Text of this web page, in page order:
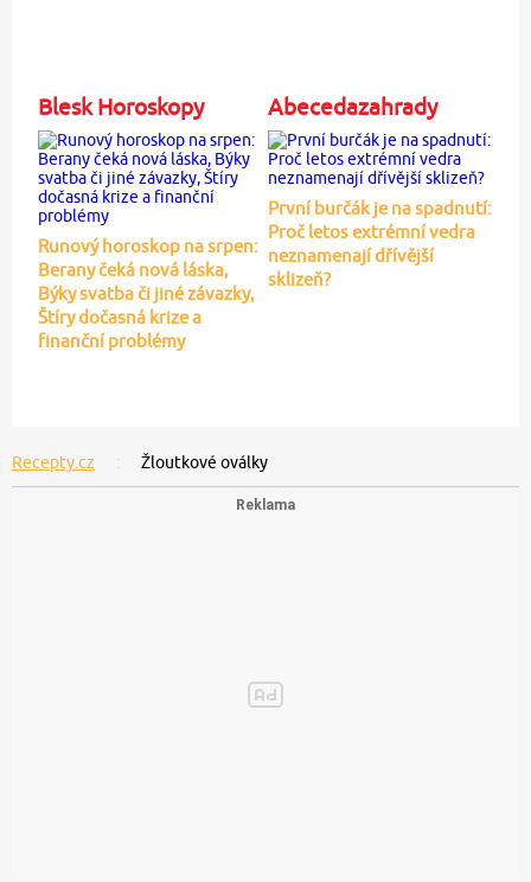
Blesk Horoskopy
Runový horoskop na srpen:
Berany čeká nová láska,
Býky svatba či jiné závazky,
Štíry dočasná krize a
finanční problémy
Abecedazahrady
První burčák je na spadnutí:
Proč letos extrémní vedra
neznamenají dřívější
sklizeň?
Recepty.cz Žloutkové oválky